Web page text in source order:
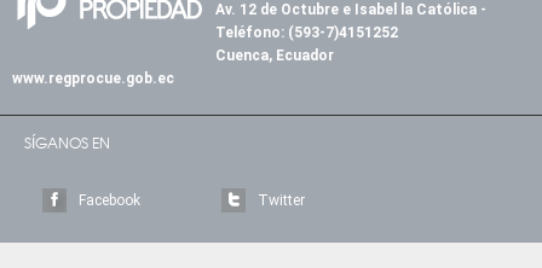
Av. 12 de Octubre e Isabel la Católica -
Teléfono: (593-7)4151252
Cuenca, Ecuador
www.regprocue.gob.ec
SÍGANOS EN
Facebook Twitter